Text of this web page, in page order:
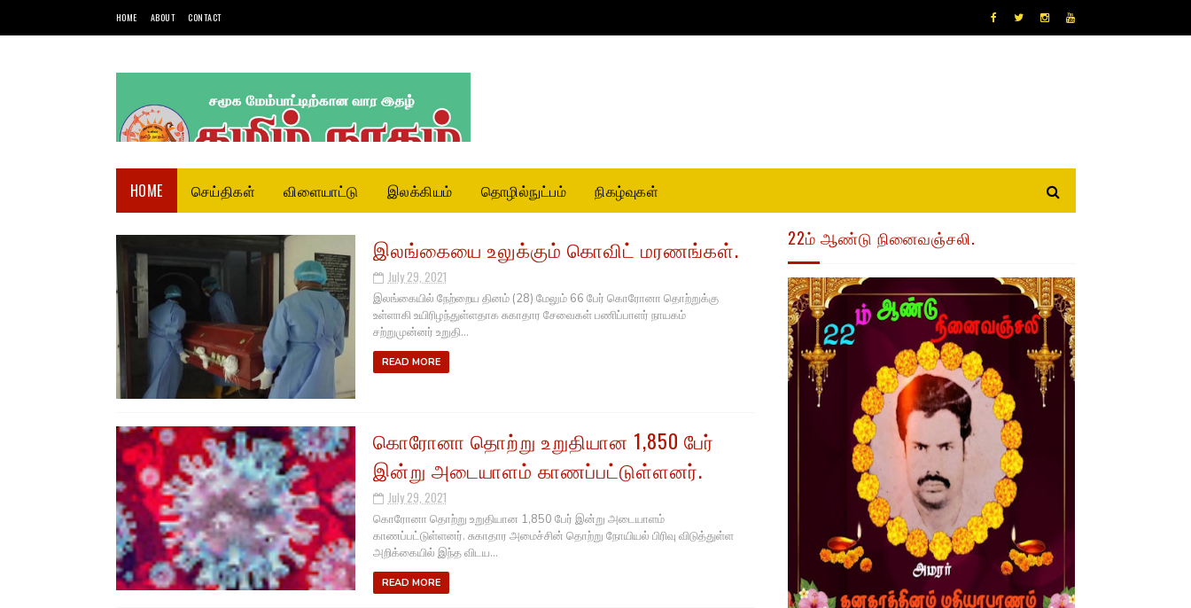
HOME ABOUT CONTACT
HOME செய்திகள் விளையாட்டு இலக்கியம் தொழில்நுட்பம் நிகழ்வுகள்
இலங்கையை உலுக்கும் கொவிட் மரணங்கள்.
July 29, 2021
இலங்கையில் நேற்றைய தினம் (28) மேலும் 66 பேர் கொரோனா தொற்றுக்கு
உள்ளாகி உயிரிழந்துள்ளதாக சுகாதார சேவைகள் பணிப்பாளர் நாயகம்
சற்றுமுன்னர் உறுதி...
READ MORE
கொரோனா தொற்று உறுதியான 1,850 பேர்
இன்று அடையாளம் காணப்பட்டுள்ளனர்.
July 29, 2021
கொரோனா தொற்று உறுதியான 1,850 பேர் இன்று அடையாளம்
காணப்பட்டுள்ளனர். சுகாதார அமைச்சின் தொற்று நோயியல் பிரிவு விடுத்துள்ள
அறிக்கையில் இந்த விடய...
READ MORE
22ம் ஆண்டு நினைவஞ்சலி.